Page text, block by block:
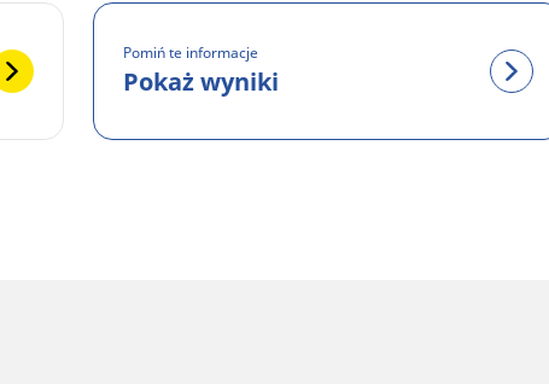
Pomiń te informacje
Pokaż wyniki